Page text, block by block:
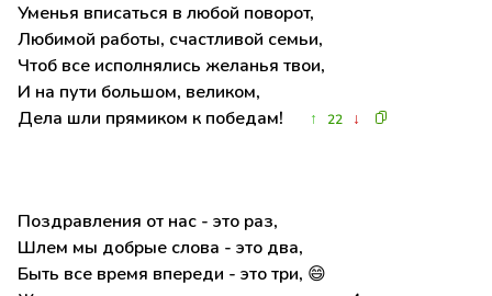
Уменья вписаться в любой поворот,
Любимой работы, счастливой семьи,
Чтоб все исполнялись желанья твои,
И на пути большом, великом,
Дела шли прямиком к победам!
↑ 22 ↓
Поздравления от нас - это раз,
Шлем мы добрые слова - это два,
Быть все время впереди - это три, 😄